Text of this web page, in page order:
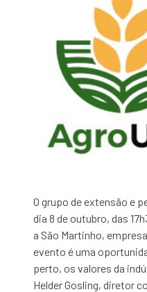
O grupo de extensão e
dia 8 de outubro, das
a São Martinho,
evento é uma
perto, os valores da
Helder Gosling, diretor